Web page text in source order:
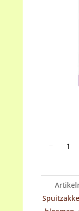
spuitmondje
aantal